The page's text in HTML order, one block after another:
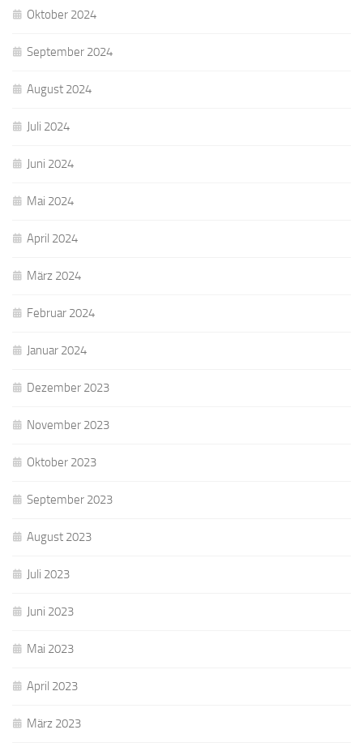
Oktober 2024
September 2024
August 2024
Juli 2024
Juni 2024
Mai 2024
April 2024
März 2024
Februar 2024
Januar 2024
Dezember 2023
November 2023
Oktober 2023
September 2023
August 2023
Juli 2023
Juni 2023
Mai 2023
April 2023
März 2023